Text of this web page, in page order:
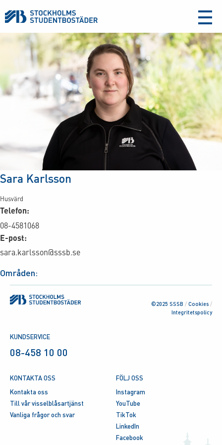
aria-
Sara Karlsson
Husvärd
Telefon:
08-4581068
E-post:
sara.karlsson@sssb.se
Områden:
©2025 SSSB / Cookies /
Integritetspolicy
KUNDSERVICE
08-458 10 00
KONTAKTA OSS
Kontakta oss
Till vår visselblåsartjänst
Vanliga frågor och svar
FÖLJ OSS
Instagram
YouTube
TikTok
LinkedIn
Facebook